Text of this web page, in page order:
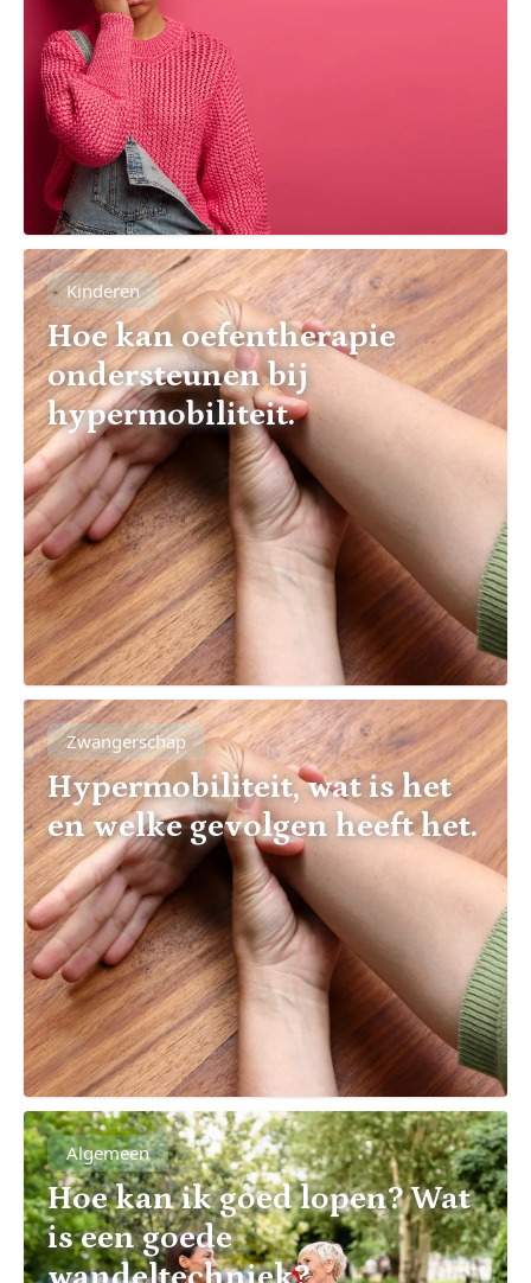
Kinderen
Hoe kan oefentherapie
ondersteunen bij
hypermobiliteit.
Zwangerschap
Hypermobiliteit, wat is het
en welke gevolgen heeft het.
Algemeen
Hoe kan ik goed lopen? Wat
is een goede